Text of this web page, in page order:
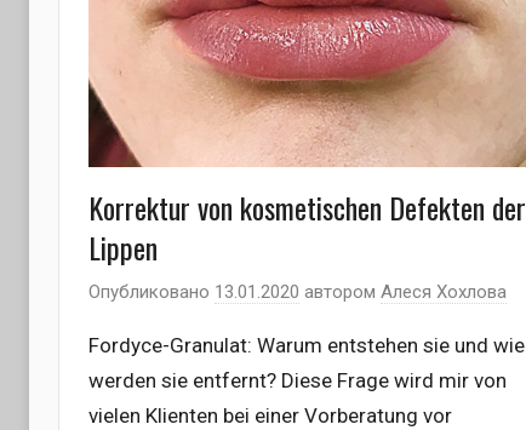
Korrektur von kosmetischen Defekten der
Lippen
Опубликовано 13.01.2020 автором Алеся Хохлова
Fordyce-Granulat: Warum entstehen sie und wie
werden sie entfernt? Diese Frage wird mir von
vielen Klienten bei einer Vorberatung vor